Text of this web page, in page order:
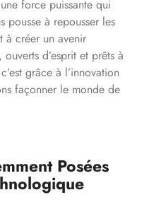
force puissante qui
pousse à repousser les
à créer un avenir
d’esprit et prêts à
grâce à l’innovation
façonner le monde de
Posées